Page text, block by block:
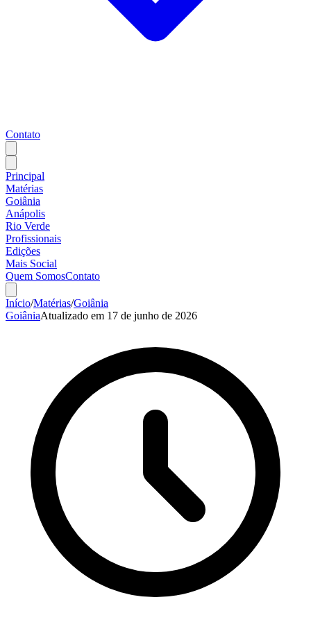
Contato
Principal
Matérias
Goiânia
Anápolis
Rio Verde
Profissionais
Edições
Mais Social
Quem SomosContato
Início/Matérias/Goiânia
GoiâniaAtualizado em 17 de junho de 2026